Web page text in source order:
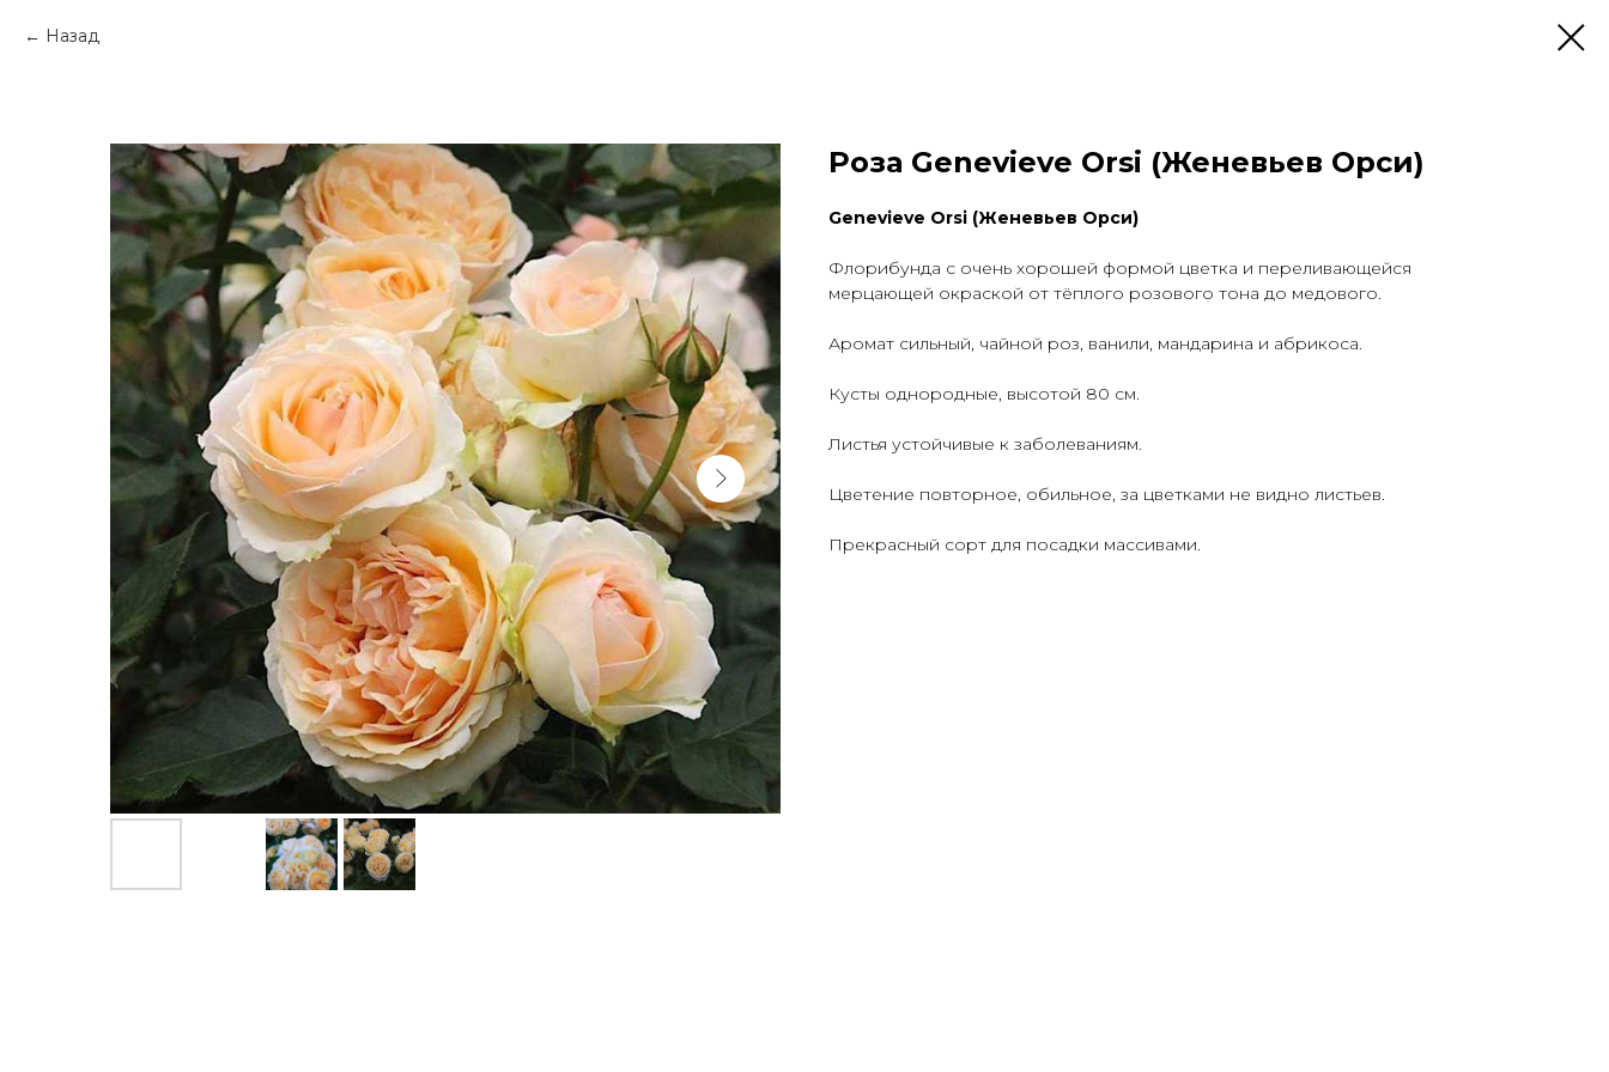
Назад
Роза Genevieve Orsi (Женевьев Орси)
Genevieve Orsi (Женевьев Орси)
Флорибунда с очень хорошей формой цветка и переливающейся
мерцающей окраской от тёплого розового тона до медового.
Аромат сильный, чайной роз, ванили, мандарина и абрикоса.
Кусты однородные, высотой 80 см.
Листья устойчивые к заболеваниям.
Цветение повторное, обильное, за цветками не видно листьев.
Прекрасный сорт для посадки массивами.